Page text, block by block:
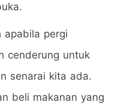
apabila pergi
cenderung untuk
senarai kita ada.
beli makanan yang